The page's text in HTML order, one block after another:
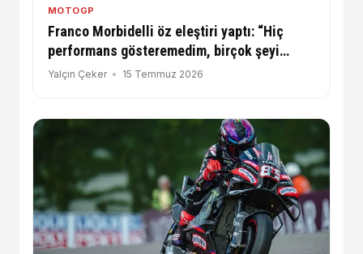
MOTOGP
Franco Morbidelli öz eleştiri yaptı: “Hiç
performans gösteremedim, birçok şeyi
değiştirmem gerekiyor”
Yalçın Çeker 15 Temmuz 2026